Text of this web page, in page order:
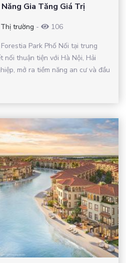
Gia Tăng Giá Trị
Thị trường -
106
Park Phố Nối tại trung
nối thuận tiện với Hà Nội, Hải
mở ra tiềm năng an cư và đầu